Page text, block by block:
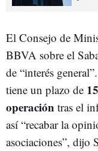
El Consejo de
BBVA sobre el
de “interés
tiene un plazo de
operación tras el
así “recabar la
asociaciones”, dijo